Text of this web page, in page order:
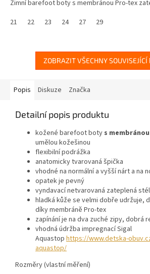
Zimní barefoot boty s membránou Pro-tex
21
22 23 24 27 29
ZOBRAZIT VŠECHNY SOUVISEJÍCÍ
Popis Diskuze Značka
Detailní popis produktu
kožené barefoot boty s
umělou kožešinou
flexibilní podrážka
anatomicky tvarovaná špička
vhodné na normální a vyšší nárt a na
opatek je pevný
vyndavací netvarovaná zateplená
hladká kůže se velmi dobře udržuje,
díky membráně Pro-tex
zapínání je na dva zuché zipy, dobrá
vhodná údržba impregnací Sigal
Aquastop https://www.detska-
aquastop/
Rozměry (vlastní měření)